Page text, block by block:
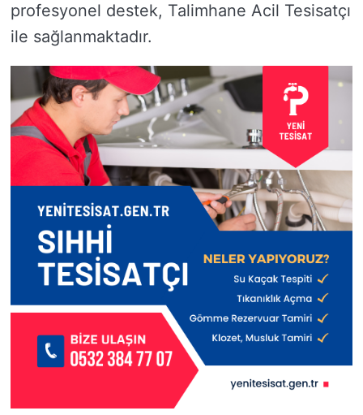
profesyonel destek, Talimhane Acil Tesisatçı
ile sağlanmaktadır.